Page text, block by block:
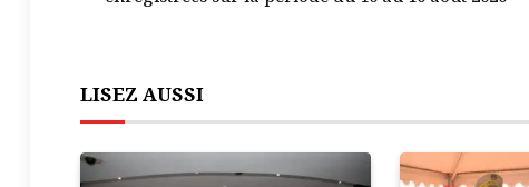
LISEZ AUSSI